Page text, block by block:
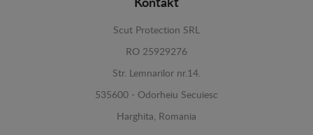
Kontakt
Scut Protection SRL
RO 25929276
Str. Lemnarilor nr.14.
535600 - Odorheiu Secuiesc
Harghita, Romania